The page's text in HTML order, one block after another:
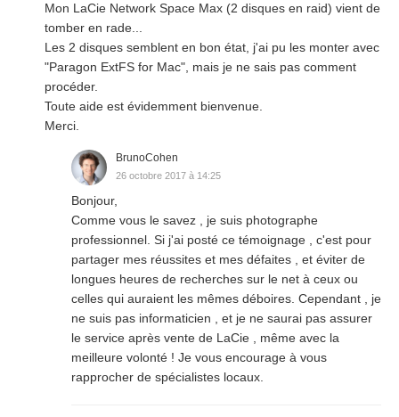
Mon LaCie Network Space Max (2 disques en raid) vient de
tomber en rade...
Les 2 disques semblent en bon état, j'ai pu les monter avec
"Paragon ExtFS for Mac", mais je ne sais pas comment
procéder.
Toute aide est évidemment bienvenue.
Merci.
BrunoCohen
26 octobre 2017 à 14:25
Bonjour,
Comme vous le savez , je suis photographe
professionnel. Si j'ai posté ce témoignage , c'est pour
partager mes réussites et mes défaites , et éviter de
longues heures de recherches sur le net à ceux ou
celles qui auraient les mêmes déboires. Cependant , je
ne suis pas informaticien , et je ne saurai pas assurer
le service après vente de LaCie , même avec la
meilleure volonté ! Je vous encourage à vous
rapprocher de spécialistes locaux.